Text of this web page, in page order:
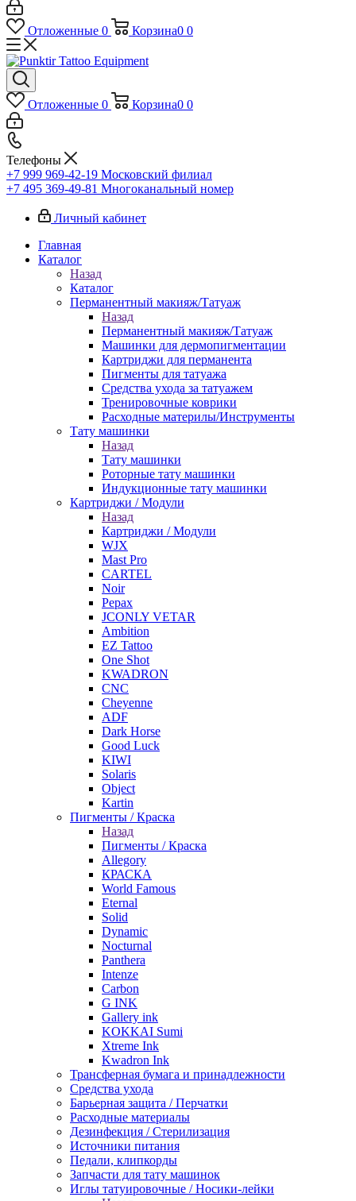
Отложенные 0 Корзина0 0
Отложенные 0 Корзина0 0
Телефоны
+7 999 969-42-19 Московский филиал
+7 495 369-49-81 Многоканальный номер
Личный кабинет
Главная
Каталог
Назад
Каталог
Перманентный макияж/Татуаж
Назад
Перманентный макияж/Татуаж
Машинки для дермопигментации
Картриджи для перманента
Пигменты для татуажа
Средства ухода за татуажем
Тренировочные коврики
Расходные материлы/Инструменты
Тату машинки
Назад
Тату машинки
Роторные тату машинки
Индукционные тату машинки
Картриджи / Модули
Назад
Картриджи / Модули
WJX
Mast Pro
CARTEL
Noir
Pepax
JCONLY VETAR
Ambition
EZ Tattoo
One Shot
KWADRON
CNC
Cheyenne
ADF
Dark Horse
Good Luck
KIWI
Solaris
Object
Kartin
Пигменты / Краска
Назад
Пигменты / Краска
Allegory
КРАСКА
World Famous
Eternal
Solid
Dynamic
Nocturnal
Panthera
Intenze
Carbon
G INK
Gallery ink
KOKKAI Sumi
Xtreme Ink
Kwadron Ink
Трансферная бумага и принадлежности
Средства ухода
Барьерная защита / Перчатки
Расходные материалы
Дезинфекция / Стерилизация
Источники питания
Педали, клипкорды
Запчасти для тату машинок
Иглы татуировочные / Носики-лейки